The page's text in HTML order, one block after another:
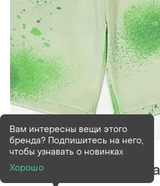
В наличии 1 шт
Шорты для мальчика
Вам интересны вещи этого
бренда? Подпишитесь на него,
чтобы узнавать о новинках
Хорошо